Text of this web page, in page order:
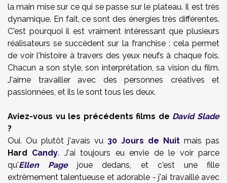
la main mise sur ce qui se passe sur le plateau. Il est très
dynamique. En fait, ce sont des énergies très différentes.
C'est pourquoi il est vraiment intéressant que plusieurs
réalisateurs se succèdent sur la franchise : cela permet
de voir l'histoire à travers des yeux neufs à chaque fois.
Chacun a son style, son interprétation, sa vision du film.
J'aime travailler avec des personnes créatives et
passionnées, et ils le sont tous les deux.
Aviez-vous vu les précédents films de David Slade
?
Oui. Ou plutôt j'avais vu 30 Jours de Nuit mais pas
Hard Candy. J'ai toujours eu envie de le voir parce
qu'Ellen Pagejoue dedans, et c'est une fille
extrêmement talentueuse et adorable - j'ai travaillé avec